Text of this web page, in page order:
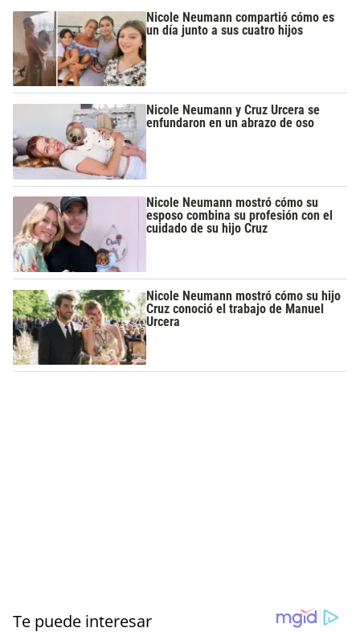
Nicole Neumann compartió cómo es
un día junto a sus cuatro hijos
Nicole Neumann y Cruz Urcera se
enfundaron en un abrazo de oso
Nicole Neumann mostró cómo su
esposo combina su profesión con el
cuidado de su hijo Cruz
Nicole Neumann mostró cómo su hijo
Cruz conoció el trabajo de Manuel
Urcera